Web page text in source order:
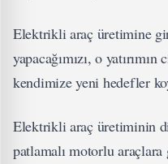
Elektrikli araç üretimine
yapacağımızı, o
kendimize yeni hedefler
Elektrikli araç üretiminin
patlamalı motorlu araçlara